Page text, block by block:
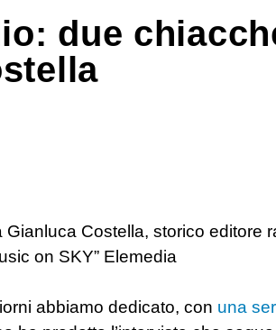
due
Costella, storico editore
on SKY” Elemedia
abbiamo dedicato, con una